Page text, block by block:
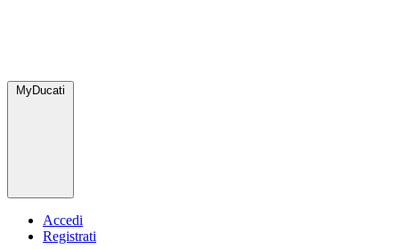
MyDucati
Accedi
Registrati